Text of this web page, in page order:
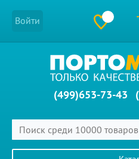
Войти
(499)653-73-43